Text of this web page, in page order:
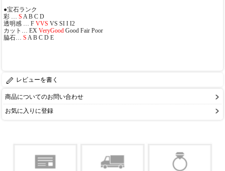
●宝石ランク
彩 … S A B C D
透明感 … F VVS VS SI I I2
カット… EX VeryGood Good Fair Poor
脇石… S A B C D E
レビューを書く
商品についてのお問い合わせ
お気に入りに登録